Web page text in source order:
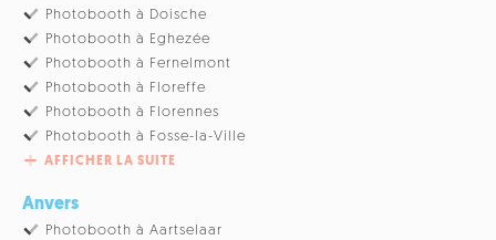
Photobooth à Doische
Photobooth à Eghezée
Photobooth à Fernelmont
Photobooth à Floreffe
Photobooth à Florennes
Photobooth à Fosse-la-Ville
AFFICHER LA SUITE
Anvers
Photobooth à Aartselaar